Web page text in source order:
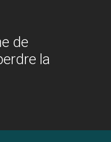
de
la